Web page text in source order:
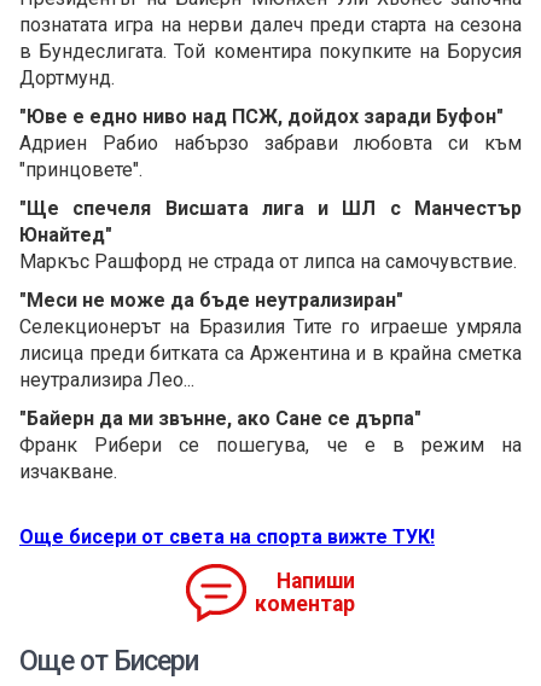
познатата игра на нерви далеч преди старта на сезона
в Бундеслигата. Той коментира покупките на Борусия
Дортмунд.
"Юве е едно ниво над ПСЖ, дойдох заради Буфон"
Адриен Рабио набързо забрави любовта си към
"принцовете".
"Ще спечеля Висшата лига и ШЛ с Манчестър
Юнайтед"
Маркъс Рашфорд не страда от липса на самочувствие.
"Меси не може да бъде неутрализиран"
Селекционерът на Бразилия Тите го играеше умряла
лисица преди битката са Аржентина и в крайна сметка
неутрализира Лео...
"Байерн да ми звънне, ако Сане се дърпа"
Франк Рибери се пошегува, че е в режим на
изчакване.
Още бисери от света на спорта вижте ТУК!
Напиши
коментар
Още от Бисери